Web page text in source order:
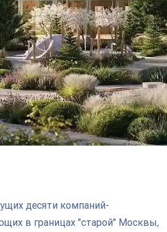
десяти компаний-
в границах "старой" Москвы,